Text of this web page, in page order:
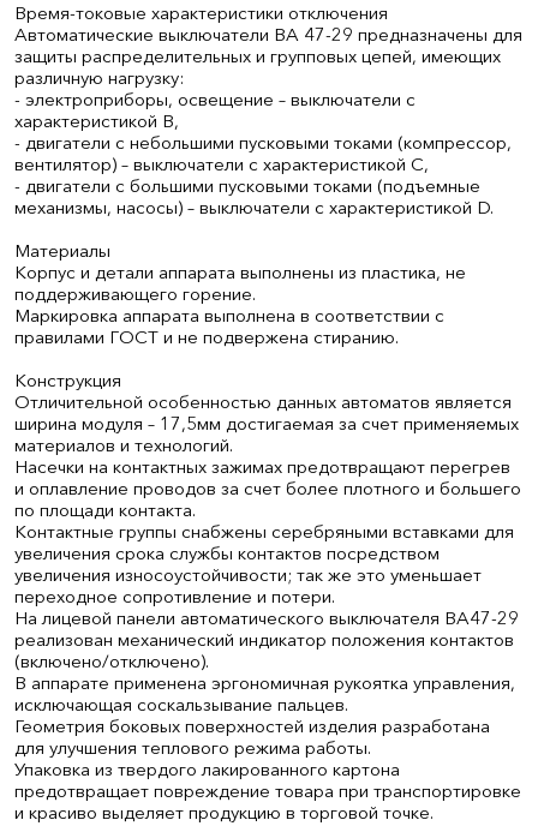
Время-токовые характеристики отключения
Автоматические выключатели ВА 47-29 предназначены для
защиты распределительных и групповых цепей, имеющих
различную нагрузку:
- электроприборы, освещение – выключатели с
характеристикой В,
- двигатели с небольшими пусковыми токами (компрессор,
вентилятор) – выключатели с характеристикой C,
- двигатели с большими пусковыми токами (подъемные
механизмы, насосы) – выключатели с характеристикой D.
Материалы
Корпус и детали аппарата выполнены из пластика, не
поддерживающего горение.
Маркировка аппарата выполнена в соответствии с
правилами ГОСТ и не подвержена стиранию.
Конструкция
Отличительной особенностью данных автоматов является
ширина модуля – 17,5мм достигаемая за счет применяемых
материалов и технологий.
Насечки на контактных зажимах предотвращают перегрев
и оплавление проводов за счет более плотного и большего
по площади контакта.
Контактные группы снабжены серебряными вставками для
увеличения срока службы контактов посредством
увеличения износоустойчивости; так же это уменьшает
переходное сопротивление и потери.
На лицевой панели автоматического выключателя ВА47-29
реализован механический индикатор положения контактов
(включено/отключено).
В аппарате применена эргономичная рукоятка управления,
исключающая соскальзывание пальцев.
Геометрия боковых поверхностей изделия разработана
для улучшения теплового режима работы.
Упаковка из твердого лакированного картона
предотвращает повреждение товара при транспортировке
и красиво выделяет продукцию в торговой точке.